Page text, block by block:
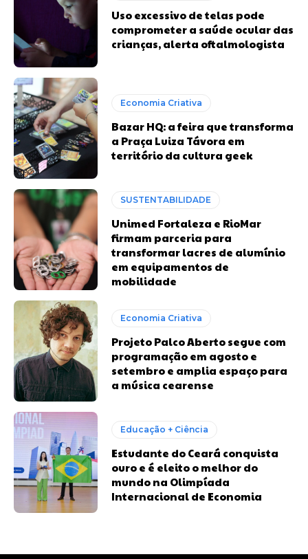
Uso excessivo de telas pode
comprometer a saúde ocular das
crianças, alerta oftalmologista
Economia Criativa
Bazar HQ: a feira que transforma
a Praça Luiza Távora em
território da cultura geek
SUSTENTABILIDADE
Unimed Fortaleza e RioMar
firmam parceria para
transformar lacres de alumínio
em equipamentos de
mobilidade
Economia Criativa
Projeto Palco Aberto segue com
programação em agosto e
setembro e amplia espaço para
a música cearense
Educação + Ciência
Estudante do Ceará conquista
ouro e é eleito o melhor do
mundo na Olimpíada
Internacional de Economia